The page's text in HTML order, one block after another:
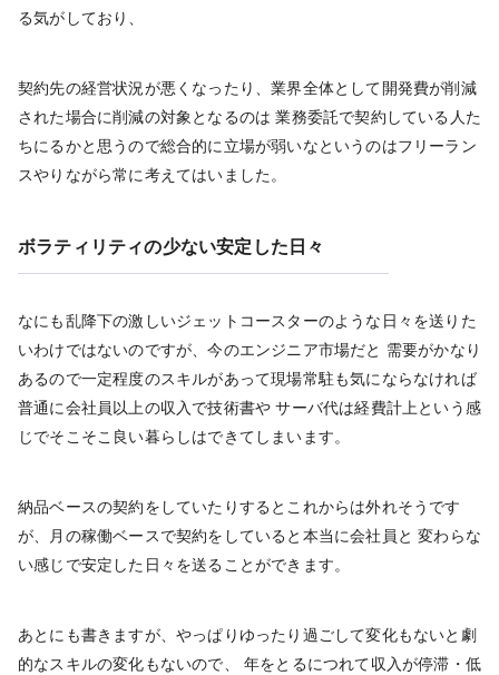
る気がしており、
契約先の経営状況が悪くなったり、業界全体として開発費が削減
された場合に削減の対象となるのは 業務委託で契約している人た
ちにるかと思うので総合的に立場が弱いなというのはフリーラン
スやりながら常に考えてはいました。
ボラティリティの少ない安定した日々
なにも乱降下の激しいジェットコースターのような日々を送りた
いわけではないのですが、今のエンジニア市場だと 需要がかなり
あるので一定程度のスキルがあって現場常駐も気にならなければ
普通に会社員以上の収入で技術書や サーバ代は経費計上という感
じでそこそこ良い暮らしはできてしまいます。
納品ベースの契約をしていたりするとこれからは外れそうです
が、月の稼働ベースで契約をしていると本当に会社員と 変わらな
い感じで安定した日々を送ることができます。
あとにも書きますが、やっぱりゆったり過ごして変化もないと劇
的なスキルの変化もないので、 年をとるにつれて収入が停滞・低